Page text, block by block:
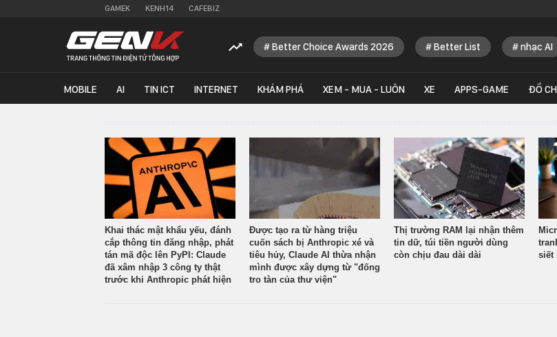
GAMEK KENH14 CAFEBIZ
Better Choice Awards 2026 Better List nhạc AI
MOBILE AI TIN ICT INTERNET KHÁM PHÁ XEM - MUA - LUÔN XE APPS-GAME ĐỒ
Khai thác mật khẩu yếu, đánh
cắp thông tin đăng nhập, phát
tán mã độc lên PyPI: Claude
đã xâm nhập 3 công ty thật
trước khi Anthropic phát hiện
Được tạo ra từ hàng triệu
cuốn sách bị Anthropic xé và
tiêu hủy, Claude AI thừa nhận
mình được xây dựng từ "đống
tro tàn của thư viện"
Thị trường RAM lại nhận thêm
tin dữ, túi tiền người dùng
còn chịu đau dài dài
siết